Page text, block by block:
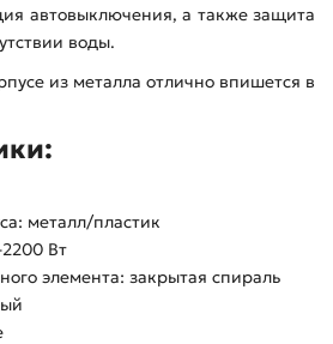
автовыключения, а также защита
воды.
из металла отлично впишется в
металл/пластик
Вт
элемента: закрытая спираль